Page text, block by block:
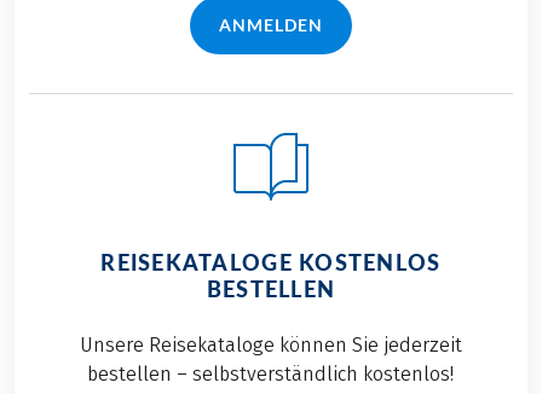
ANMELDEN
REISEKATALOGE KOSTENLOS
BESTELLEN
Unsere Reisekataloge können Sie jederzeit
bestellen – selbstverständlich kostenlos!